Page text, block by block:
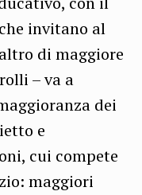
invitano al
di maggiore
– va a
dei
e
cui compete
maggiori